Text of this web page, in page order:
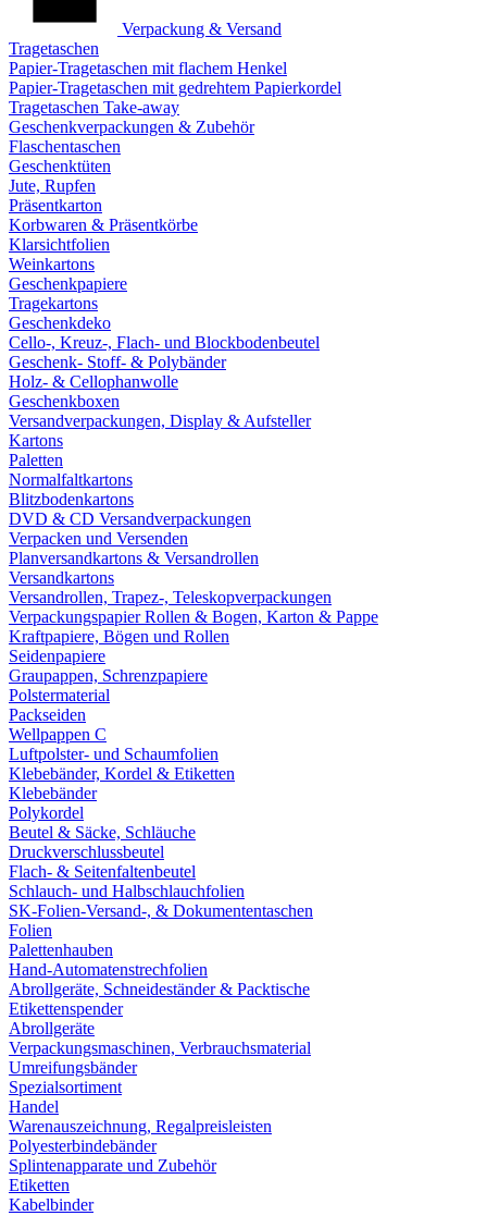
Verpackung & Versand
Tragetaschen
Papier-Tragetaschen mit flachem Henkel
Papier-Tragetaschen mit gedrehtem Papierkordel
Tragetaschen Take-away
Geschenkverpackungen & Zubehör
Flaschentaschen
Geschenktüten
Jute, Rupfen
Präsentkarton
Korbwaren & Präsentkörbe
Klarsichtfolien
Weinkartons
Geschenkpapiere
Tragekartons
Geschenkdeko
Cello-, Kreuz-, Flach- und Blockbodenbeutel
Geschenk- Stoff- & Polybänder
Holz- & Cellophanwolle
Geschenkboxen
Versandverpackungen, Display & Aufsteller
Kartons
Paletten
Normalfaltkartons
Blitzbodenkartons
DVD & CD Versandverpackungen
Verpacken und Versenden
Planversandkartons & Versandrollen
Versandkartons
Versandrollen, Trapez-, Teleskopverpackungen
Verpackungspapier Rollen & Bogen, Karton & Pappe
Kraftpapiere, Bögen und Rollen
Seidenpapiere
Graupappen, Schrenzpapiere
Polstermaterial
Packseiden
Wellpappen C
Luftpolster- und Schaumfolien
Klebebänder, Kordel & Etiketten
Klebebänder
Polykordel
Beutel & Säcke, Schläuche
Druckverschlussbeutel
Flach- & Seitenfaltenbeutel
Schlauch- und Halbschlauchfolien
SK-Folien-Versand-, & Dokumententaschen
Folien
Palettenhauben
Hand-Automatenstrechfolien
Abrollgeräte, Schneideständer & Packtische
Etikettenspender
Abrollgeräte
Verpackungsmaschinen, Verbrauchsmaterial
Umreifungsbänder
Spezialsortiment
Handel
Warenauszeichnung, Regalpreisleisten
Polyesterbindebänder
Splintenapparate und Zubehör
Etiketten
Kabelbinder